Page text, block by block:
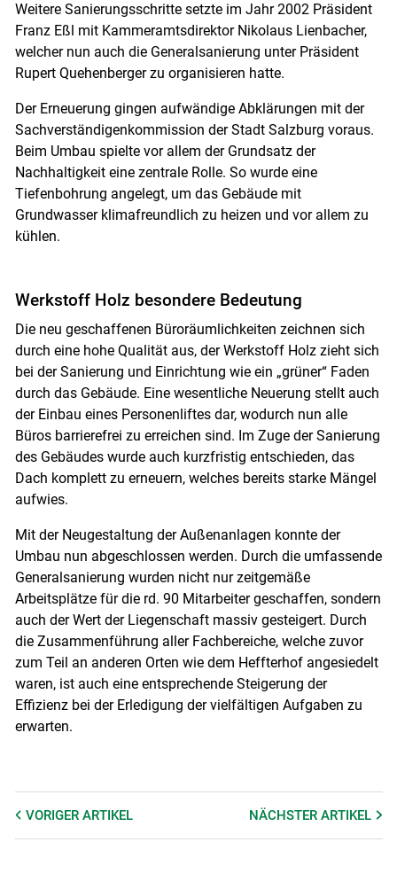
Weitere Sanierungsschritte setzte im Jahr 2002 Präsident
Franz Eßl mit Kammeramtsdirektor Nikolaus Lienbacher,
welcher nun auch die Generalsanierung unter Präsident
Rupert Quehenberger zu organisieren hatte.
Der Erneuerung gingen aufwändige Abklärungen mit der
Sachverständigenkommission der Stadt Salzburg voraus.
Beim Umbau spielte vor allem der Grundsatz der
Nachhaltigkeit eine zentrale Rolle. So wurde eine
Tiefenbohrung angelegt, um das Gebäude mit
Grundwasser klimafreundlich zu heizen und vor allem zu
kühlen.
Werkstoff Holz besondere Bedeutung
Die neu geschaffenen Büroräumlichkeiten zeichnen sich
durch eine hohe Qualität aus, der Werkstoff Holz zieht sich
bei der Sanierung und Einrichtung wie ein „grüner“ Faden
durch das Gebäude. Eine wesentliche Neuerung stellt auch
der Einbau eines Personenliftes dar, wodurch nun alle
Büros barrierefrei zu erreichen sind. Im Zuge der Sanierung
des Gebäudes wurde auch kurzfristig entschieden, das
Dach komplett zu erneuern, welches bereits starke Mängel
aufwies.
Mit der Neugestaltung der Außenanlagen konnte der
Umbau nun abgeschlossen werden. Durch die umfassende
Generalsanierung wurden nicht nur zeitgemäße
Arbeitsplätze für die rd. 90 Mitarbeiter geschaffen, sondern
auch der Wert der Liegenschaft massiv gesteigert. Durch
die Zusammenführung aller Fachbereiche, welche zuvor
zum Teil an anderen Orten wie dem Heffterhof angesiedelt
waren, ist auch eine entsprechende Steigerung der
Effizienz bei der Erledigung der vielfältigen Aufgaben zu
erwarten.
VORIGER ARTIKEL NÄCHSTERARTIKEL